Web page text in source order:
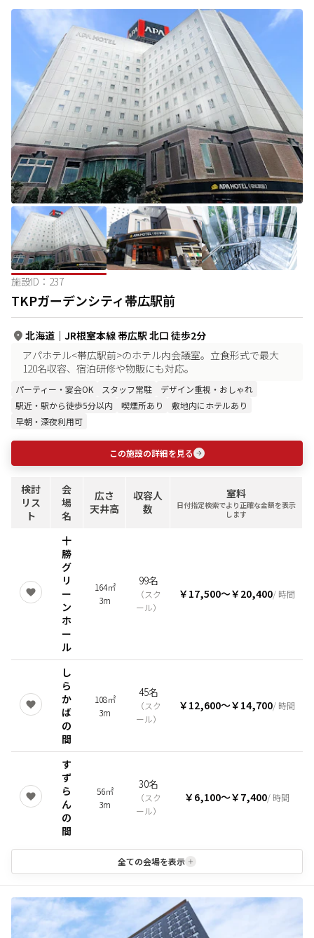
施設ID： 237
TKPガーデンシティ帯広駅前
北海道 ｜ JR根室本線 帯広駅 北口 徒歩2分
アパホテル<帯広駅前>のホテル内会議室。立食形式で最大
120名収容、宿泊研修や物販にも対応。
パーティー・宴会OK スタッフ常駐
デザイン重視・おしゃれ
駅近・駅から徒歩5分以内
喫煙所あり
敷地内にホテルあり
早朝・深夜利用可
この施設の詳細を見る
検討
リス
ト
会
場
名
広さ
天井高
収容人
数
室料
日付指定検索でより正確な金額を表示
します
十
勝
グ
リ
ー
ン
ホ
ー
ル
164㎡
3m
99名
（スク
ール）
￥17,500〜￥20,400/ 時間
し
ら
か
ば
の
間
108㎡
3m
45名
（スク
ール）
￥12,600〜￥14,700/ 時間
す
ず
ら
ん
の
間
56㎡
3m
30名
（スク
ール）
￥6,100〜￥7,400/ 時間
全ての会場を表示